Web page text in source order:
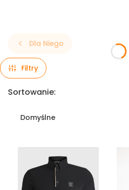
Dla Niego
Filtry
Lista produktów
Sortowanie:
Domyślne